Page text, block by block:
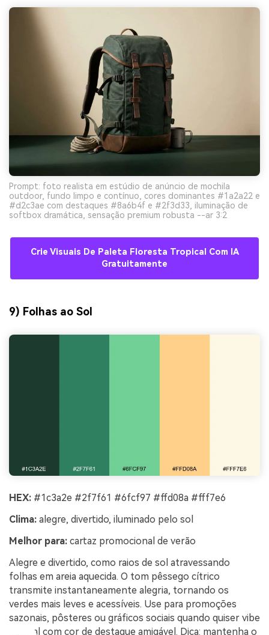
Prompt: foto realista em estúdio de anúncio de mochila
outdoor, fundo limpo e contínuo, cores dominantes #1a2a22 e
#d2c3ae com destaques #8a6b4f e #2f3d33, iluminação de
softbox dramática, sensação premium robusta --ar 3:2
Crie Visuais De Paleta Floresta Tropical Com IA
Gratuitamente
9) Folhas ao Sol
HEX: #1c3a2e #2f7f61 #6fcf97 #ffd08a #fff7e6
Clima: alegre, divertido, iluminado pelo sol
Melhor para: cartaz promocional de verão
Alegre e divertido, como raios de sol atravessando
folhas em areia aquecida. O tom pêssego cítrico
transmite instantaneamente alegria, tornando os
verdes mais leves e acessíveis. Use para promoções
sazonais, pôsteres ou gráficos sociais quando quiser vibe
natural com cor de destaque amigável. Dica: mantenha o